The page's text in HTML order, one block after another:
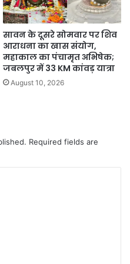
सावन के दूसरे सोमवार पर शिव
आराधना का खास संयोग,
महाकाल का पंचामृत अभिषेक;
जबलपुर में 33 KM कांवड़ यात्रा
August 10, 2026
Required fields are